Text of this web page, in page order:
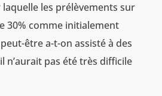
laquelle les prélèvements sur
30% comme initialement
être a-t-on assisté à des
n’aurait pas été très difficile